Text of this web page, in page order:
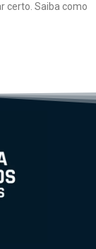
certo. Saiba como